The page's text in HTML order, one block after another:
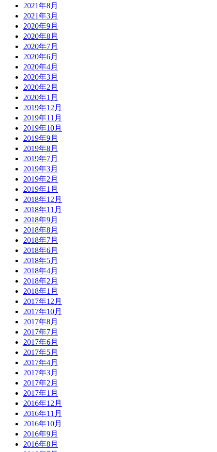
2021年8月
2021年3月
2020年9月
2020年8月
2020年7月
2020年6月
2020年4月
2020年3月
2020年2月
2020年1月
2019年12月
2019年11月
2019年10月
2019年9月
2019年8月
2019年7月
2019年3月
2019年2月
2019年1月
2018年12月
2018年11月
2018年9月
2018年8月
2018年7月
2018年6月
2018年5月
2018年4月
2018年2月
2018年1月
2017年12月
2017年10月
2017年8月
2017年7月
2017年6月
2017年5月
2017年4月
2017年3月
2017年2月
2017年1月
2016年12月
2016年11月
2016年10月
2016年9月
2016年8月